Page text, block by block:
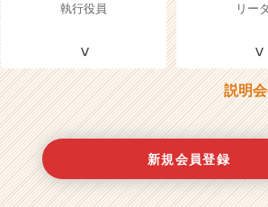
執行役員 リー
説明
新規会員登録